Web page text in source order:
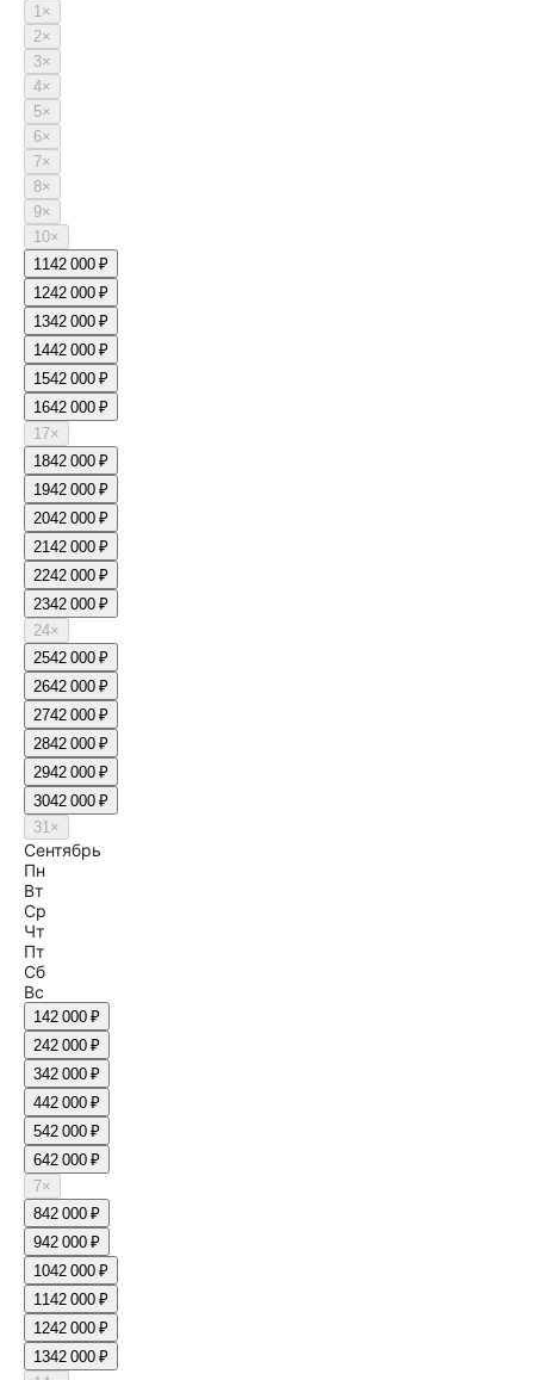
1×
2×
3×
4×
5×
6×
7×
8×
9×
10×
1142 000 ₽
1242 000 ₽
1342 000 ₽
1442 000 ₽
1542 000 ₽
1642 000 ₽
17×
1842 000 ₽
1942 000 ₽
2042 000 ₽
2142 000 ₽
2242 000 ₽
2342 000 ₽
24×
2542 000 ₽
2642 000 ₽
2742 000 ₽
2842 000 ₽
2942 000 ₽
3042 000 ₽
31×
Сентябрь
Пн
Вт
Ср
Чт
Пт
Сб
Вс
142 000 ₽
242 000 ₽
342 000 ₽
442 000 ₽
542 000 ₽
642 000 ₽
7×
842 000 ₽
942 000 ₽
1042 000 ₽
1142 000 ₽
1242 000 ₽
1342 000 ₽